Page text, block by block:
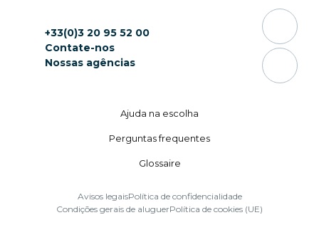
+33(0)3 20 95 52 00
Contate-nos
Nossas agências
Ajuda na escolha
Perguntas frequentes
Glossaire
Avisos legaisPolítica de confidencialidade
Condições gerais de aluguerPolítica de cookies (UE)